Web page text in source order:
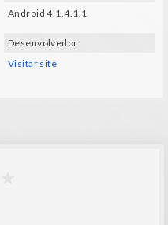
Android 4.1,4.1.1
Desenvolvedor
Visitar site